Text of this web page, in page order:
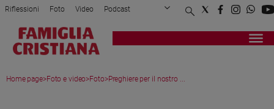
Attualità
Cronaca
Riflessioni Foto Video Podcast
Privacy Policy Chi siamo
Registrati Redazione
Home page>Foto e video>Foto>Preghiere per il nostro ...